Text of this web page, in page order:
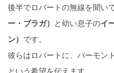
後半でロバートの無線を聞い
ー・ブラガ） と幼い息子のイ
ン） です。
彼らはロバートに、バーモン